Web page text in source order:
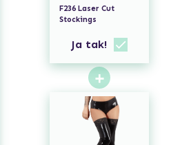
F236 Laser Cut
Stockings
Ja tak!
+